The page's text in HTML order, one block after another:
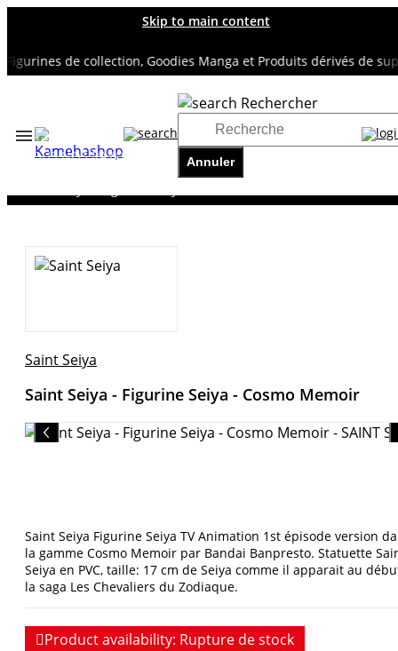
Skip to main content
de collection, Goodies Manga et Produits dérivés de super
Rechercher
Annuler
Accueil
TOUS NOS RAYONS
Saint Seiya
Saint Seiya - Figurine Seiya - Cosmo Memoir
Saint Seiya Figurine Seiya TV Animation 1st épisode version
la gamme Cosmo Memoir par Bandai Banpresto. Statuette
Seiya en PVC, taille: 17 cm de Seiya comme il apparait au
la saga Les Chevaliers du Zodiaque.
Product availability: Rupture de stock